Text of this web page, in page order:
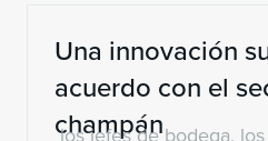
Una innovación
acuerdo con el
champán
los jefes de bodega,